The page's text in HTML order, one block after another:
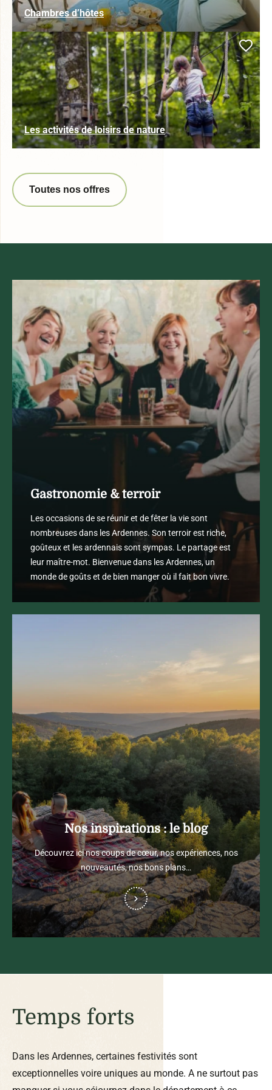
Chambres d’hôtes
Les activités de loisirs de nature
Toutes nos offres
Gastronomie & terroir
Les occasions de se réunir et de fêter la vie sont
nombreuses dans les Ardennes. Son terroir est riche,
goûteux et les ardennais sont sympas. Le partage est
leur maître-mot. Bienvenue dans les Ardennes, un
monde de goûts et de bien manger où il fait bon vivre.
Nos inspirations : le blog
Découvrez ici nos coups de cœur, nos expériences, nos
nouveautés, nos bons plans…
Temps forts
Dans les Ardennes, certaines festivités sont
exceptionnelles voire uniques au monde. A ne surtout pas